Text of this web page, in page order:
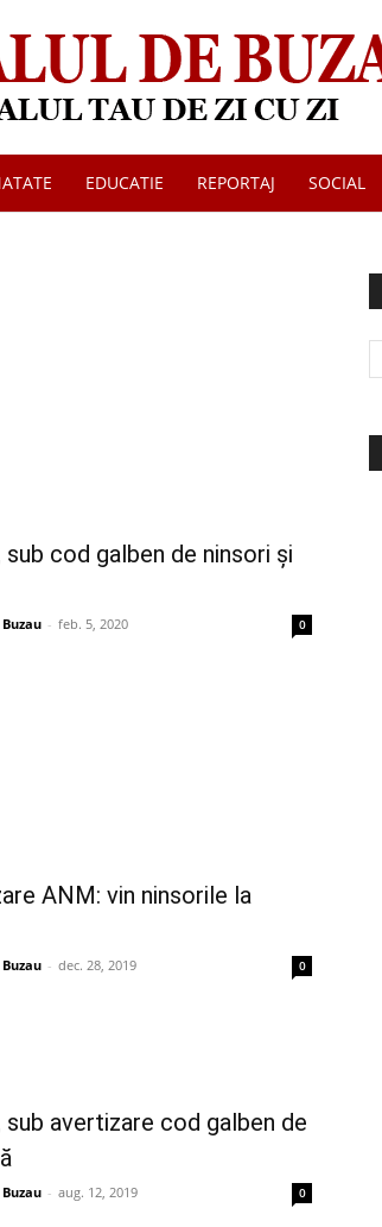
Jurnalul
EDUCATIE REPORTAJ SOCIAL
sub cod galben de ninsori și
- feb. 5, 2020 0
ANM: vin ninsorile la
- dec. 28, 2019 0
sub avertizare cod galben de
- aug. 12, 2019 0